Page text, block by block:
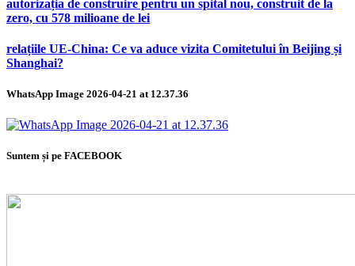
autorizația de construire pentru un spital nou, construit de la
zero, cu 578 milioane de lei
relațiile UE-China: Ce va aduce vizita Comitetului în Beijing și
Shanghai?
WhatsApp Image 2026-04-21 at 12.37.36
Suntem și pe FACEBOOK